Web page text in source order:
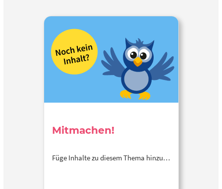
Mitmachen!
Füge Inhalte zu diesem Thema hinzu…